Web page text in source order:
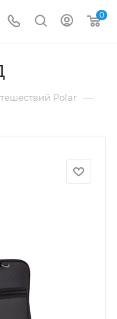
0
Polar —